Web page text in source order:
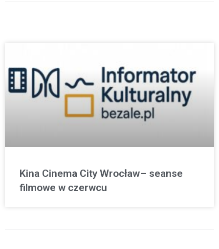
Kina Cinema City Wrocław– seanse
filmowe w czerwcu